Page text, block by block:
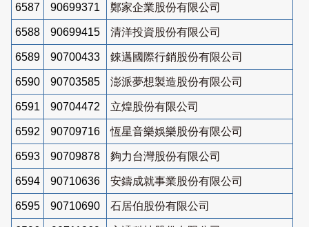
6587 90699371 鄭家企業股份有限公司
6588 90699415 清洋投資股份有限公司
6589 90700433 錸邁國際行銷股份有限公司
6590 90703585 澎派夢想製造股份有限公司
6591 90704472 立煌股份有限公司
6592 90709716 恆星音樂娛樂股份有限公司
6593 90709878 夠力台灣股份有限公司
6594 90710636 安鑄成就事業股份有限公司
6595 90710690 石居伯股份有限公司